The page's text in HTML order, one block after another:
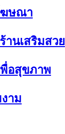
ฆษณา
านเสริมสวย
อสุขภาพ
าม